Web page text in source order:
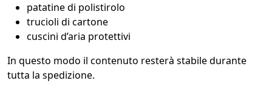
patatine di polistirolo
trucioli di cartone
cuscini d’aria protettivi
In questo modo il contenuto resterà stabile durante
tutta la spedizione.